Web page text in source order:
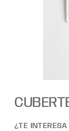
¿TE INTERESA